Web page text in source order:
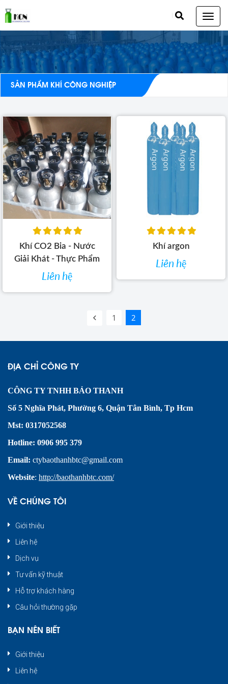
SẢN PHẨM KHÍ CÔNG NGHIỆP
Khí CO2 Bia - Nước
Giải Khát - Thực Phẩm
Liên hệ
Khí argon
Liên hệ
1 2
ĐỊA CHỈ CÔNG TY
CÔNG TY TNHH BẢO THANH
Số 5 Nghĩa Phát, Phường 6, Quận Tân Bình, Tp Hcm
Mst: 0317052568
Hotline: 0906 995 379
Email: ctybaothanhbtc@gmail.com
Website: http://baothanhbtc.com/
VỀ CHÚNG TÔI
Giới thiệu
Liên hệ
Dịch vụ
Tư vấn kỹ thuật
Hỗ trợ khách hàng
Câu hỏi thường gặp
BẠN NÊN BIẾT
Giới thiệu
Liên hệ